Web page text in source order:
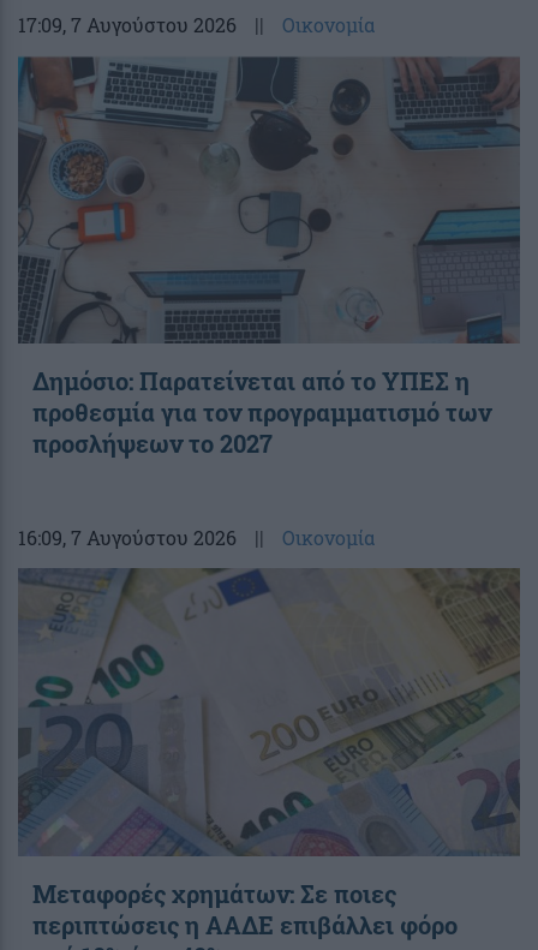
17:09, 7 Αυγούστου 2026 || Οικονομία
Δημόσιο: Παρατείνεται από το ΥΠΕΣ η
προθεσμία για τον προγραμματισμό των
προσλήψεων το 2027
16:09, 7 Αυγούστου 2026 || Οικονομία
Μεταφορές χρημάτων: Σε ποιες
περιπτώσεις η ΑΑΔΕ επιβάλλει φόρο